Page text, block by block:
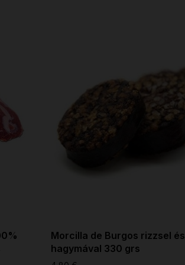
Morcilla de Burgos rizzsel és
hagymával 330 grs